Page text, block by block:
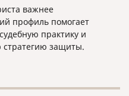
важнее
профиль помогает
практику и
стратегию защиты.